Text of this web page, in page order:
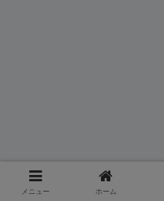
メニュー ホーム